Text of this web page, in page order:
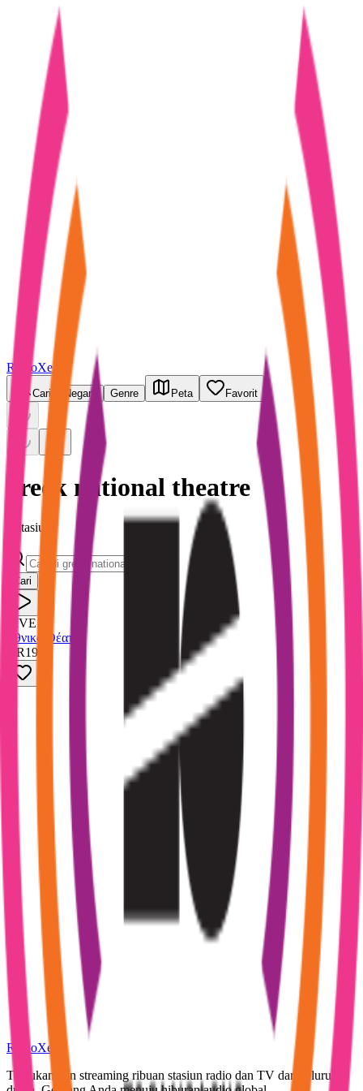
RadioXen
Cari Negara Genre Peta Favorit
greek national theatre
1 stasiun
Cari
LIVE
Εθνικό Θέατρο
GR192
RadioXen
Temukan dan streaming ribuan stasiun radio dan TV dari seluruh